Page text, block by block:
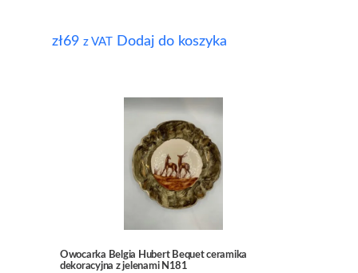
zł69 z VAT Dodaj do koszyka
Owocarka Belgia Hubert Bequet ceramika
dekoracyjna z jelenami N181